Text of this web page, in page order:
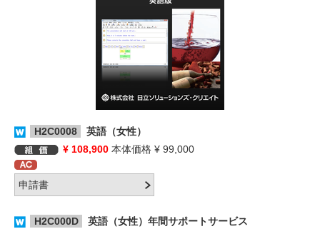
H2C0008
英語（女性）
¥ 108,900 本体価格 ¥ 99,000
H2C000D
英語（女性）年間サポートサービス